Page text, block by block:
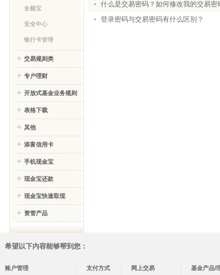
全额宝
安全中心
银行卡管理
交易规则类
专户理财
开放式基金业务规则
表格下载
其他
添富信用卡
手机现金宝
现金宝还款
现金宝快速取现
资管产品
什么是交易密码？如何修改我的交易密
登录密码与交易密码有什么区别？
希望以下内容能够帮到您：
账户管理
支付方式
网上交易
基金产品/